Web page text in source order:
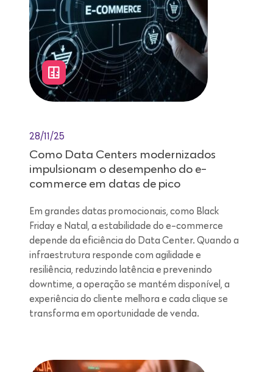
28/11/25
Como Data Centers modernizados
impulsionam o desempenho do e-
commerce em datas de pico
Em grandes datas promocionais, como Black
Friday e Natal, a estabilidade do e-commerce
depende da eficiência do Data Center. Quando a
infraestrutura responde com agilidade e
resiliência, reduzindo latência e prevenindo
downtime, a operação se mantém disponível, a
experiência do cliente melhora e cada clique se
transforma em oportunidade de venda.